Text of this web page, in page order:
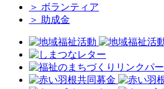
＞ ボランティア
＞ 助成金